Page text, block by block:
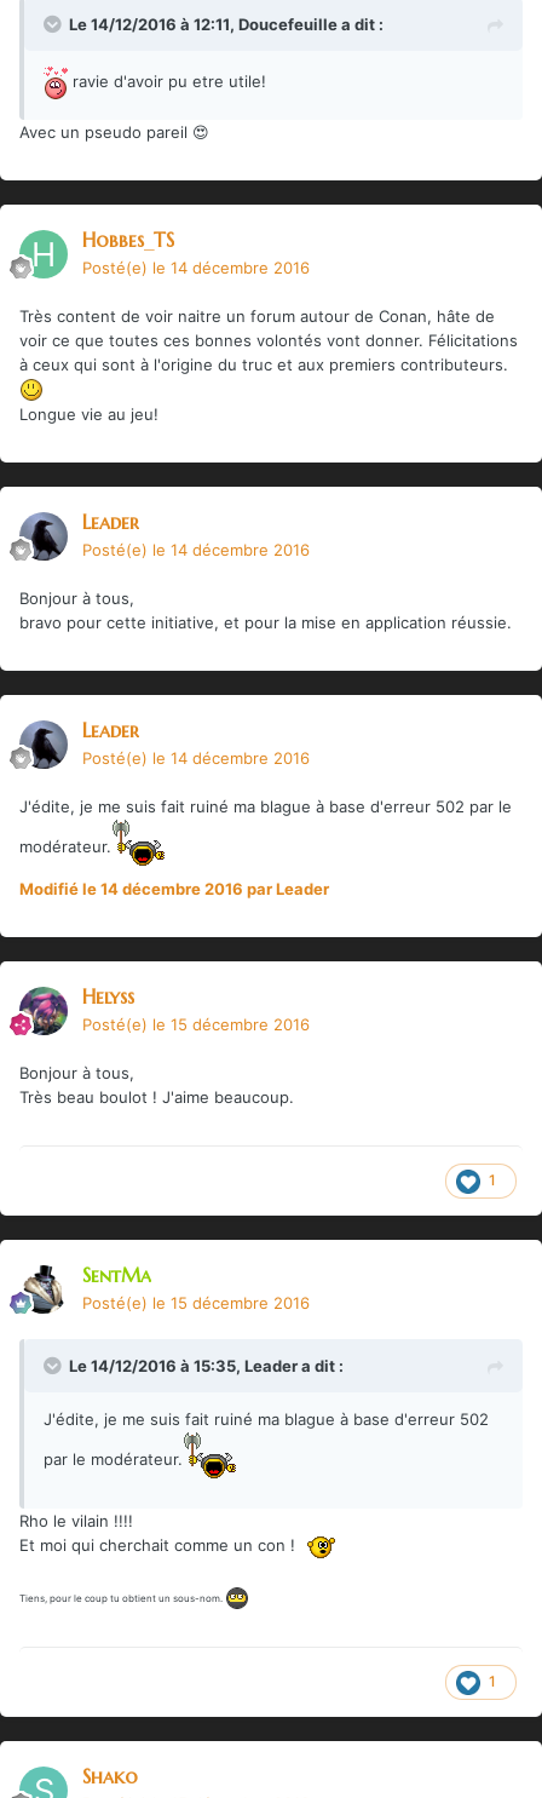
Le 14/12/2016 à 12:11, Doucefeuillea dit :
ravie d'avoir pu etre utile!
Avec un pseudo pareil 😍
Hobbes_TS
Posté(e) le 14 décembre 2016
Très content de voir naitre un forum autour de Conan, hâte de
voir ce que toutes ces bonnes volontés vont donner. Félicitations
à ceux qui sont à l'origine du truc et aux premiers contributeurs.
Longue vie au jeu!
Leader
Posté(e) le 14 décembre 2016
Bonjour à tous,
bravo pour cette initiative, et pour la mise en application réussie.
Leader
Posté(e) le 14 décembre 2016
J'édite, je me suis fait ruiné ma blague à base d'erreur 502 par le
modérateur.
Modifiéle 14 décembre 2016 par Leader
Helyss
Posté(e) le 15 décembre 2016
Bonjour à tous,
Très beau boulot ! J'aime beaucoup.
1
SentMa
Posté(e) le 15 décembre 2016
Le 14/12/2016 à 15:35, Leadera dit :
J'édite, je me suis fait ruiné ma blague à base d'erreur 502
par le modérateur.
Rho le vilain !!!!
Et moi qui cherchait comme un con !
Tiens, pour le coup tu obtient un sous-nom.
1
Shako